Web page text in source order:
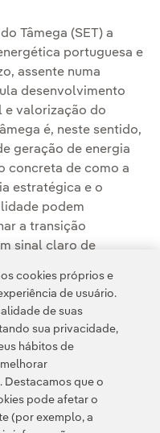
Tâmega (SET) a
portuguesa e
assente numa
desenvolvimento
e valorização do
é, neste sentido,
geração de energia
concreta de como a
estratégica e o
podem
a transição
sinal claro de
Informação legal
cookies Acessibilidade
cookies próprios e
de usuário.
de suas
sua privacidade,
hábitos de
Destacamos que o
pode afetar o
(por exemplo, a